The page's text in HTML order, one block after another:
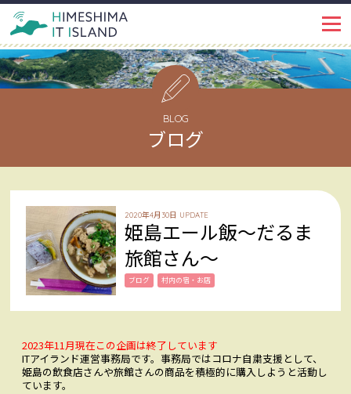
PROJECT IT ISLANDとは
イベント・トピックス
姫島ではたらく
インタビュー
LIFE 姫島で暮らす
ABOUT 姫島を知る
CONTACT お問い合わせ
BLOG
ブログ
2020年4月30日 UPDATE
姫島エール飯～だるま
旅館さん～
ブログ 村内の宿・お店
2023年11月現在この企画は終了しています
ITアイランド運営事務局です。事務局ではコロナ自粛支援として、
姫島の飲食店さんや旅館さんの商品を積極的に購入しようと活動し
ています。